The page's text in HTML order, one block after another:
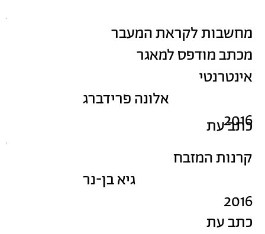
מחשבות לקראת המעבר
מכתב מודפס למאגר
אינטרנטי
אלונה פרידברג
2016
כתב עת
קרנות המזבח
גיא בן-נר
2016
כתב עת